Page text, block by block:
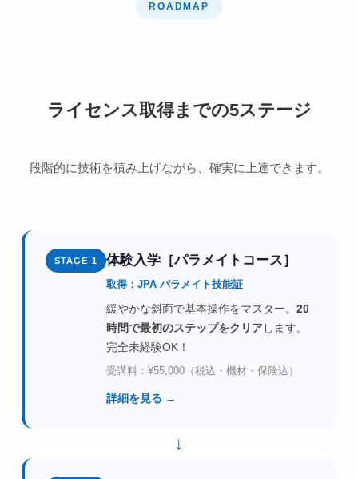
ROADMAP
ライセンス取得までの5ステージ
段階的に技術を積み上げながら、確実に上達できます。
STAGE 1 体験入学［パラメイトコース］
取得：JPA パラメイト技能証
緩やかな斜面で基本操作をマスター。20
時間で最初のステップをクリアします。
完全未経験OK！
受講料：¥55,000（税込・機材・保険込）
詳細を見る →
↓